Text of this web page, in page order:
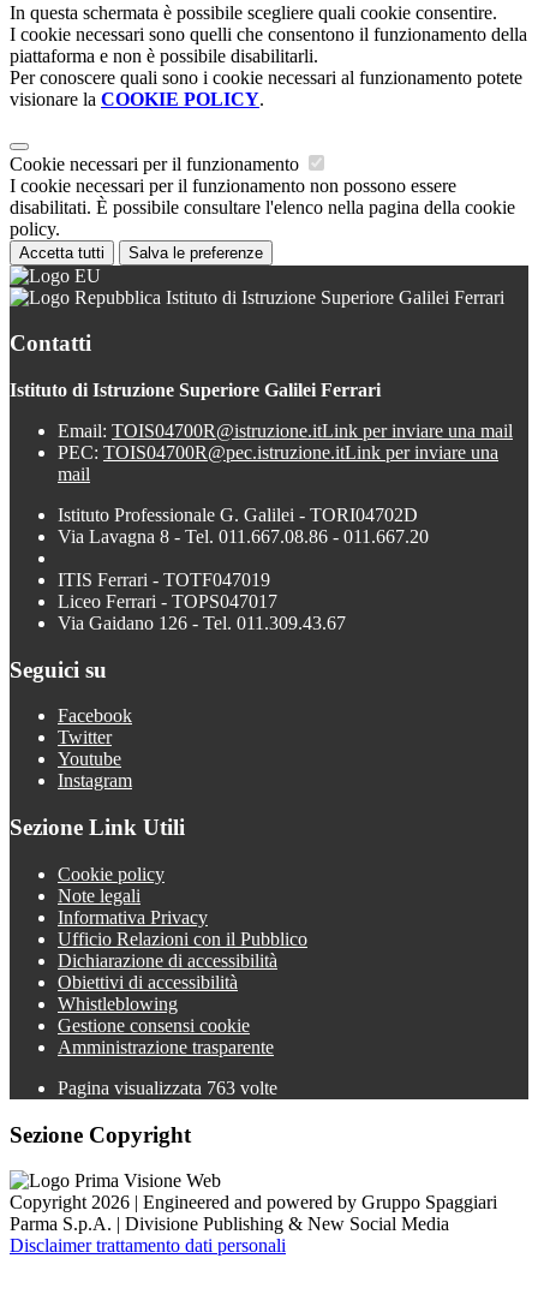
In questa schermata è possibile scegliere quali cookie consentire.
I cookie necessari sono quelli che consentono il funzionamento della
piattaforma e non è possibile disabilitarli.
Per conoscere quali sono i cookie necessari al funzionamento potete
visionare la COOKIE POLICY.
Cookie necessari per il funzionamento
I cookie necessari per il funzionamento non possono essere
disabilitati. È possibile consultare l'elenco nella pagina della cookie
policy.
Accetta tutti Salva le preferenze
Istituto di Istruzione Superiore Galilei Ferrari
Contatti
Istituto di Istruzione Superiore Galilei Ferrari
Email: TOIS04700R@istruzione.itLink per inviare una mail
PEC: TOIS04700R@pec.istruzione.itLink per inviare una
mail
Istituto Professionale G. Galilei - TORI04702D
Via Lavagna 8 - Tel. 011.667.08.86 - 011.667.20
ITIS Ferrari - TOTF047019
Liceo Ferrari - TOPS047017
Via Gaidano 126 - Tel. 011.309.43.67
Seguici su
Facebook
Twitter
Youtube
Instagram
Sezione Link Utili
Cookie policy
Note legali
Informativa Privacy
Ufficio Relazioni con il Pubblico
Dichiarazione di accessibilità
Obiettivi di accessibilità
Whistleblowing
Gestione consensi cookie
Amministrazione trasparente
Pagina visualizzata 763 volte
Sezione Copyright
Copyright 2026 | Engineered and powered by Gruppo Spaggiari
Parma S.p.A. | Divisione Publishing & New Social Media
Disclaimer trattamento dati personali